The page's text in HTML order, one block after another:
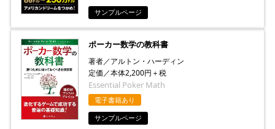
サンプルページ
ポーカー数学の教科書
著者／アルトン・ハーディン
定価／本体2,200円＋税
Essential Poker Math
電子書籍あり
サンプルページ